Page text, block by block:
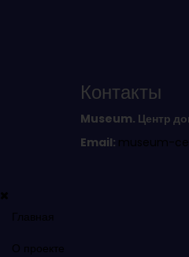
Контакты
Museum. Центр
Email: museum-
Главная
О проекте